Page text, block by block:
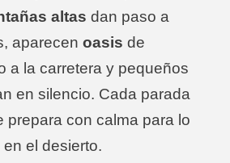
altas dan paso a
aparecen oasis de
a la carretera y pequeños
en silencio. Cada parada
prepara con calma para lo
el desierto.